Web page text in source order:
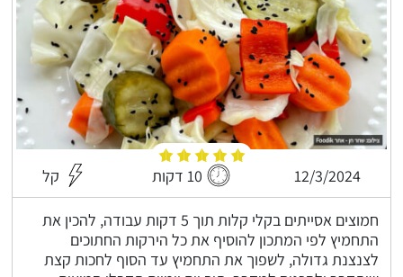
12/3/2024 10 דקות קל
חמוצים אסייתים בקלי קלות תוך 5 דקות עבודה, להכין את
התחמיץ לפי המתכון להוסיף את כל הירקות החתוכים
לצנצנת גדולה, לשפוך את התחמיץ עד הסוף לחכות קצת